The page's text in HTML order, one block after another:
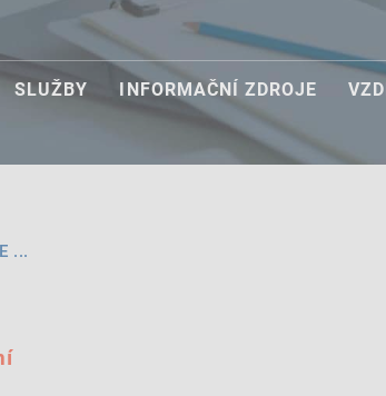
SLUŽBY INFORMAČNÍ ZDROJE
...